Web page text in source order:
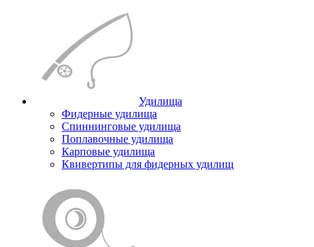
Удилища
Фидерные удилища
Спиннинговые удилища
Поплавочные удилища
Карповые удилища
Квивертипы для фидерных удилищ